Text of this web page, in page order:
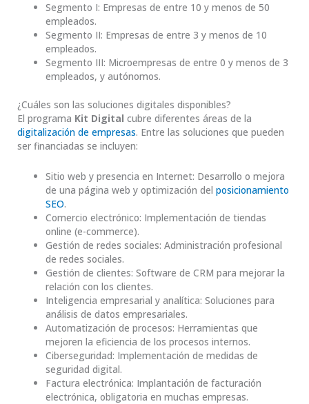
Segmento I: Empresas de entre 10 y menos de 50
empleados.
Segmento II: Empresas de entre 3 y menos de 10
empleados.
Segmento III: Microempresas de entre 0 y menos de 3
empleados, y autónomos.
¿Cuáles son las soluciones digitales disponibles?
El programa Kit Digital cubre diferentes áreas de la
digitalización de empresas. Entre las soluciones que pueden
ser financiadas se incluyen:
Sitio web y presencia en Internet: Desarrollo o mejora
de una página web y optimización delposicionamiento
SEO.
Comercio electrónico: Implementación de tiendas
online (e-commerce).
Gestión de redes sociales: Administración profesional
de redes sociales.
Gestión de clientes: Software de CRM para mejorar la
relación con los clientes.
Inteligencia empresarial y analítica: Soluciones para
análisis de datos empresariales.
Automatización de procesos: Herramientas que
mejoren la eficiencia de los procesos internos.
Ciberseguridad: Implementación de medidas de
seguridad digital.
Factura electrónica: Implantación de facturación
electrónica, obligatoria en muchas empresas.